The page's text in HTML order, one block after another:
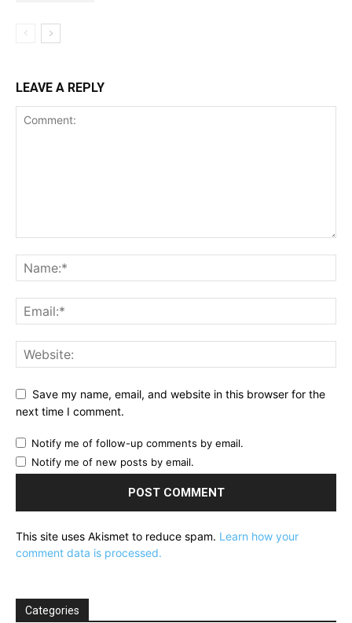
LEAVE A REPLY
Save my name, email, and website in this browser for the
next time I comment.
Notify me of follow-up comments by email.
Notify me of new posts by email.
This site uses Akismet to reduce spam. Learn how your
comment data is processed.
Categories